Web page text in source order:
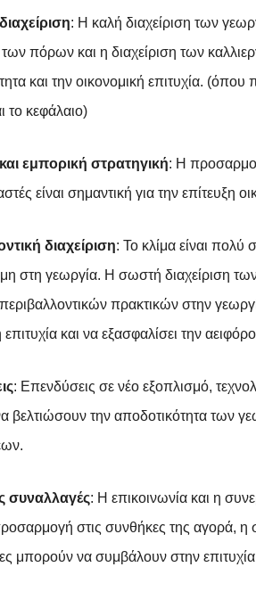
: Η καλή διαχείριση των
των πόρων και η διαχείριση των
και την οικονομική επιτυχία. (όπου
το κεφάλαιο)
εμπορική στρατηγική: Η
είναι σημαντική για την επίτευξη
διαχείριση: Το κλίμα είναι πολύ
μη στη γεωργία. Η σωστή διαχείριση
πρακτικών στην
επιτυχία και να εξασφαλίσει την
: Επενδύσεις σε νέο εξοπλισμό,
βελτιώσουν την αποδοτικότητα των
συναλλαγές: Η επικοινωνία και η
στις συνθήκες της αγορά,
μπορούν να συμβάλουν στην